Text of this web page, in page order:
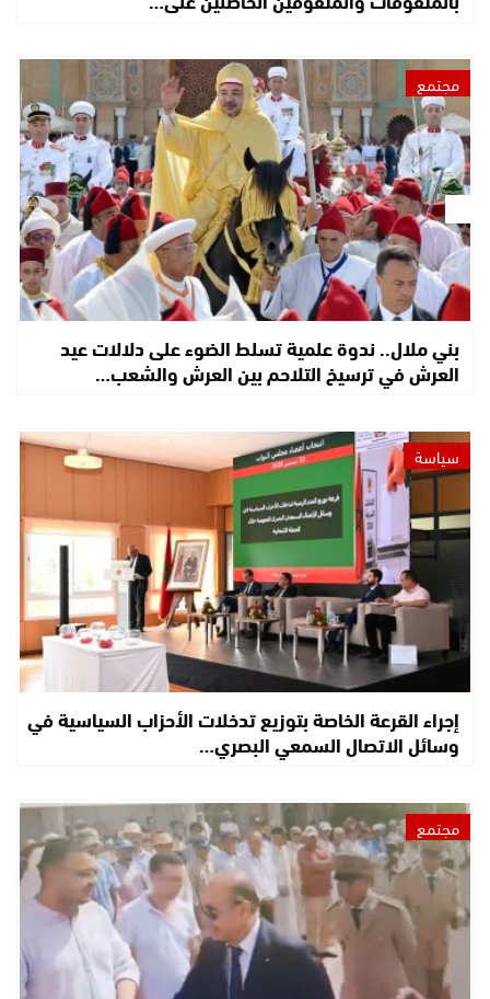
مجتمع
بني ملال.. ندوة علمية تسلط الضوء على دلالات عيد
العرش في ترسيخ التلاحم بين العرش والشعب…
سياسة
إجراء القرعة الخاصة بتوزيع تدخلات الأحزاب السياسية في
وسائل الاتصال السمعي البصري…
مجتمع